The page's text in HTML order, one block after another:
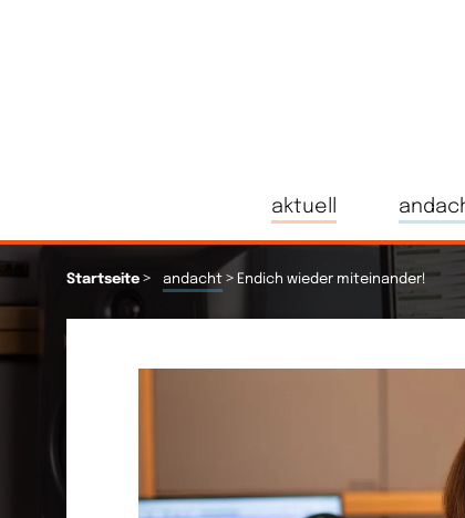
aktuell
Startseite > andacht > Endich wieder miteinander!